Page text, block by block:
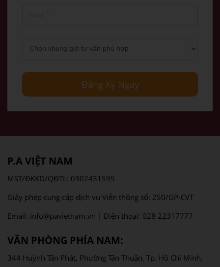
Đăng Ký Ngay
P.A VIỆT NAM
MST/ĐKKD/QĐTL: 0302431595
Giấy phép cung cấp dịch vụ Viễn thông số: 250/GP-CVT
Email: info@pavietnam.vn | Điện thoại: 028 22317777
VĂN PHÒNG PHÍA NAM:
344 Huỳnh Tấn Phát, Phường Tân Thuận, Tp. Hồ Chí Minh,